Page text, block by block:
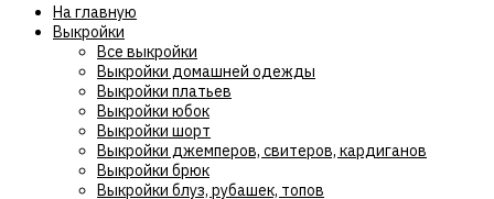
На главную
Выкройки
Все выкройки
Выкройки домашней одежды
Выкройки платьев
Выкройки юбок
Выкройки шорт
Выкройки джемперов, свитеров, кардиганов
Выкройки брюк
Выкройки блуз, рубашек, топов